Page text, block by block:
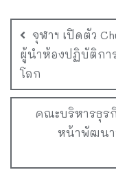
จุฬาฯ เปิดตัว
ผู้นำห้องปฏิบัติกา
โลก
คณะบริหารธุร
หน้าพัฒนา